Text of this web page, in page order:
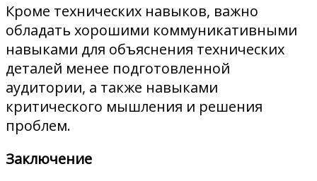
Кроме технических навыков, важно
обладать хорошими коммуникативными
навыками для объяснения технических
деталей менее подготовленной
аудитории, а также навыками
критического мышления и решения
проблем.
Заключение